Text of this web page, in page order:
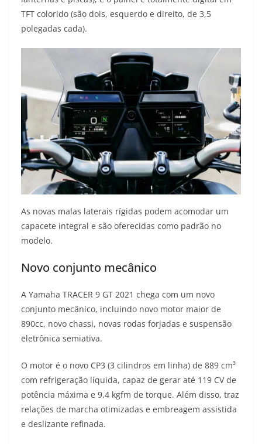
TFT colorido (são dois, esquerdo e direito, de 3,5
polegadas cada).
As novas malas laterais rígidas podem acomodar um
capacete integral e são oferecidas como padrão no
modelo.
Novo conjunto mecânico
A Yamaha TRACER 9 GT 2021 chega com um novo
conjunto mecânico, incluindo novo motor maior de
890cc, novo chassi, novas rodas forjadas e suspensão
eletrônica semiativa.
O motor é o novo CP3 (3 cilindros em linha) de 889 cm³
com refrigeração líquida, capaz de gerar até 119 CV de
potência máxima e 9,4 kgfm de torque. Além disso, traz
relações de marcha otimizadas e embreagem assistida
e deslizante refinada.